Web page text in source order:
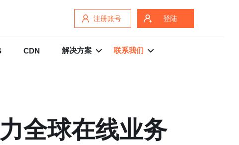
注册账号 登陆
CDN 解决方案 联系我们
全球在线业务